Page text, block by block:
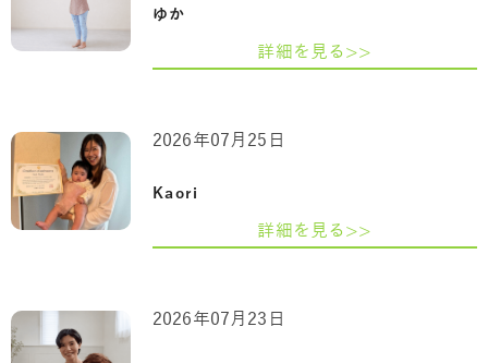
ゆか
詳細を見る>>
Kaori
2026年07月25日
詳細を見る>>
2026年07月23日